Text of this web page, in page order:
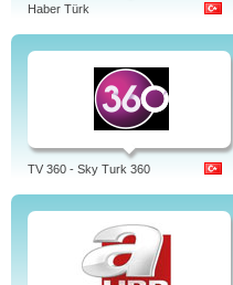
Haber Türk
TV 360 - Sky Turk 360